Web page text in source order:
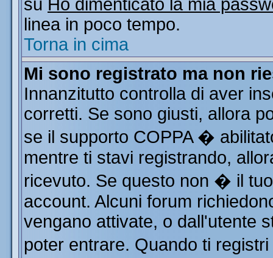
su Ho dimenticato la mia
linea in poco tempo.
Torna in cima
Mi sono registrato ma non
Innanzitutto controlla di aver
corretti. Se sono giusti, allora
se il supporto COPPA �
mentre ti stavi registrando,
ricevuto. Se questo non � il
account. Alcuni forum
vengano attivate, o dall'utente
poter entrare. Quando ti